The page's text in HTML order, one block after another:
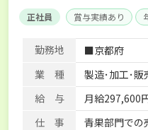
正社員 賞与実績あり
勤務地
■京都府
業 種
製造･加工･販
給 与
月給297,600
仕 事
青果部門での